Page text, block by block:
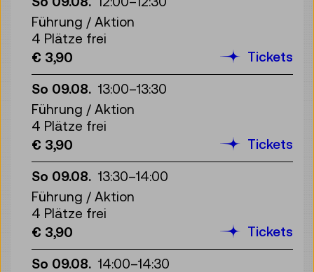
Führung / Aktion
4 Plätze frei
€ 3,90
Tickets
So 09.08. 13:00–13:30
Führung / Aktion
4 Plätze frei
€ 3,90
Tickets
So 09.08. 13:30–14:00
Führung / Aktion
4 Plätze frei
€ 3,90
Tickets
So 09.08. 14:00–14:30